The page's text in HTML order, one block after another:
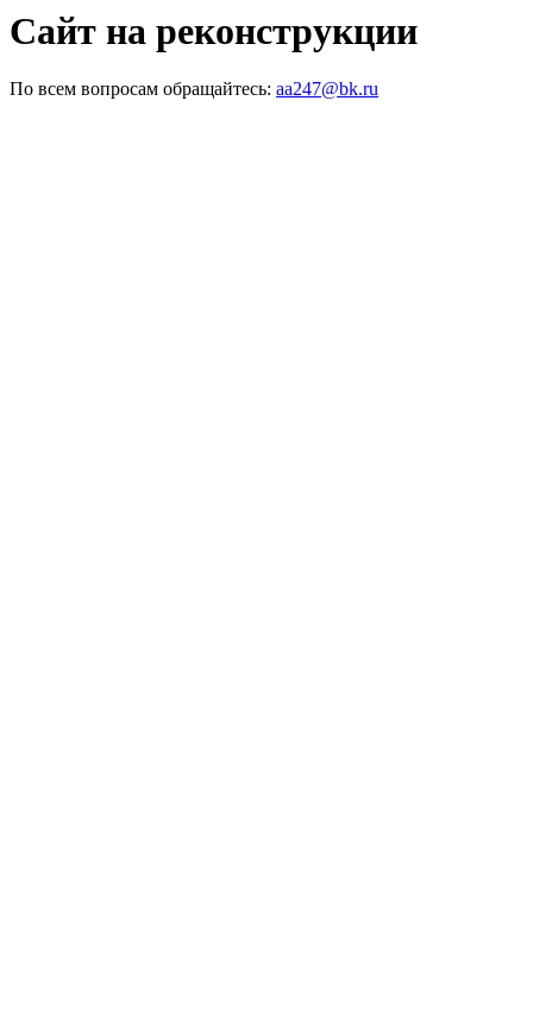
Сайт на реконструкции
По всем вопросам обращайтесь: aa247@bk.ru